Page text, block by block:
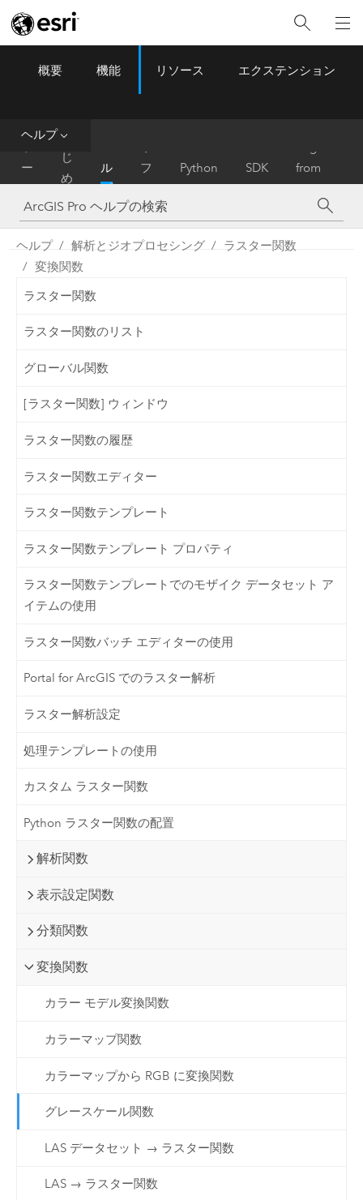
ArcGIS Pro Menu
概要 機能 リソース エクステンション
ヘルプ
ー
ム
は
じ
め
に
ル
プ
フ
ァ
レ
ン
ス
Python SDK
from
ArcMap
ヘルプ 解析とジオプロセシング
ラスター関数
変換関数
ラスター関数
ラスター関数のリスト
グローバル関数
[ラスター関数] ウィンドウ
ラスター関数の履歴
ラスター関数エディター
ラスター関数テンプレート
ラスター関数テンプレート プロパティ
ラスター関数テンプレートでのモザイク データセット ア
イテムの使用
ラスター関数バッチ エディターの使用
Portal for ArcGIS でのラスター解析
ラスター解析設定
処理テンプレートの使用
カスタム ラスター関数
Python ラスター関数の配置
解析関数
表示設定関数
分類関数
変換関数
カラー モデル変換関数
カラーマップ関数
カラーマップから RGB に変換関数
グレースケール関数
LAS データセット → ラスター関数
LAS → ラスター関数